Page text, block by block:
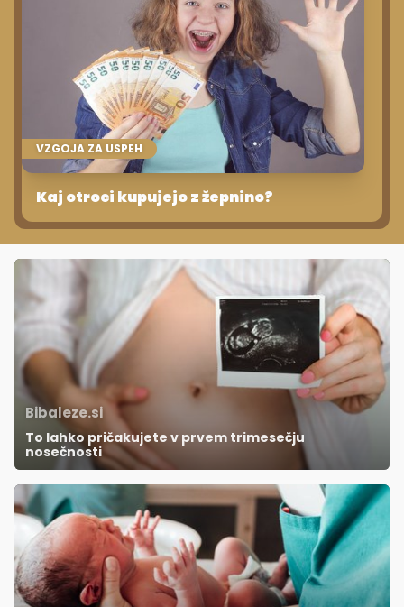
VZGOJA ZA USPEH
Kaj otroci kupujejo z žepnino?
Bibaleze.si
To lahko pričakujete v prvem trimesečju
nosečnosti